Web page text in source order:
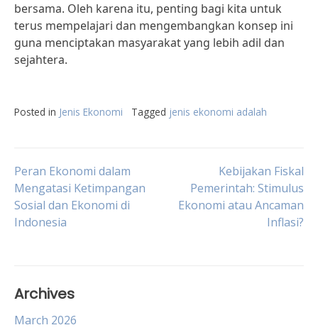
bersama. Oleh karena itu, penting bagi kita untuk
terus mempelajari dan mengembangkan konsep ini
guna menciptakan masyarakat yang lebih adil dan
sejahtera.
Posted in Jenis Ekonomi Tagged jenis ekonomi adalah
Post
navigation
Peran Ekonomi dalam
Mengatasi Ketimpangan
Sosial dan Ekonomi di
Indonesia
Kebijakan Fiskal
Pemerintah: Stimulus
Ekonomi atau Ancaman
Inflasi?
Archives
March 2026